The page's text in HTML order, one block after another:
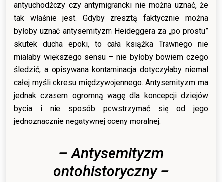
antyuchodźczy czy antymigrancki nie można uznać, że
tak właśnie jest. Gdyby zresztą faktycznie można
byłoby uznać antysemityzm Heideggera za „po prostu”
skutek ducha epoki, to cała książka Trawnego nie
miałaby większego sensu – nie byłoby bowiem czego
śledzić, a opisywana kontaminacja dotyczyłaby niemal
całej myśli okresu międzywojennego. Antysemityzm ma
jednak czasem ogromną wagę dla koncepcji dziejów
bycia i nie sposób powstrzymać się od jego
jednoznacznie negatywnej oceny moralnej.
– Antysemityzm
ontohistoryczny –